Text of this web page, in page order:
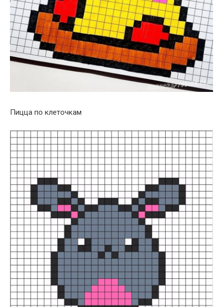
Пицца по клеточкам